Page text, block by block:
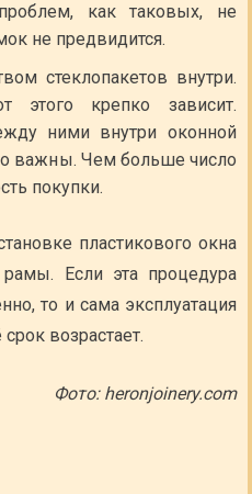
как таковых, не
не предвидится.
стеклопакетов внутри.
этого крепко зависит.
ними внутри оконной
важны. Чем больше число
покупки.
пластикового окна
Если эта процедура
то и сама эксплуатация
возрастает.
Фото: heronjoinery.com